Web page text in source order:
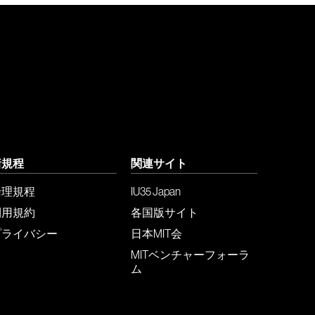
程
規程
規約
イバシー
関連サイト
IU35 Japan
各国版サイト
日本MIT会
MITベンチャーフォーラ
ム